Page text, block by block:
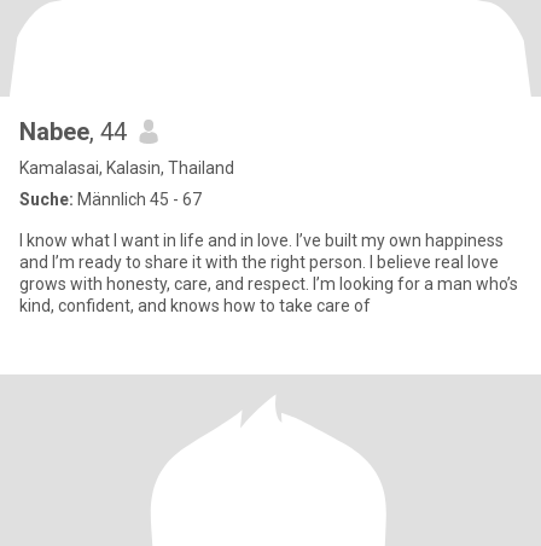
Nabee, 44
Kamalasai, Kalasin, Thailand
Suche: Männlich 45 - 67
I know what I want in life and in love. I’ve built my own happiness
and I’m ready to share it with the right person. I believe real love
grows with honesty, care, and respect. I’m looking for a man who’s
kind, confident, and knows how to take care of